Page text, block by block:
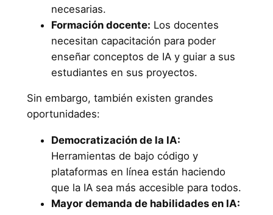
necesarias.
Formación docente: Los docentes
necesitan capacitación para poder
enseñar conceptos de IA y guiar a sus
estudiantes en sus proyectos.
Sin embargo, también existen grandes
oportunidades:
Democratización de la IA:
Herramientas de bajo código y
plataformas en línea están haciendo
que la IA sea más accesible para todos.
Mayor demanda de habilidades en IA: